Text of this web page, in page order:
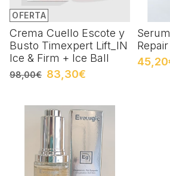
OFERTA
Crema Cuello Escote y
Busto Timexpert Lift_IN
Ice & Firm + Ice Ball
98,00€ 83,30€